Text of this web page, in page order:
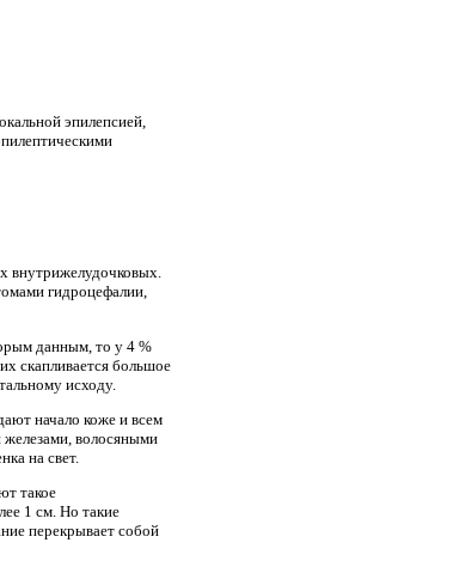
эпилепсией,
внутрижелудочковых.
гидроцефалии,
данным, то у 4 %
скапливается большое
исходу.
начало коже и всем
железами, волосяными
на свет.
такое
1 см. Но такие
перекрывает собой